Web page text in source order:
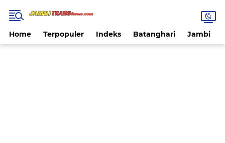
Home Terpopuler Indeks Batanghari Jambi